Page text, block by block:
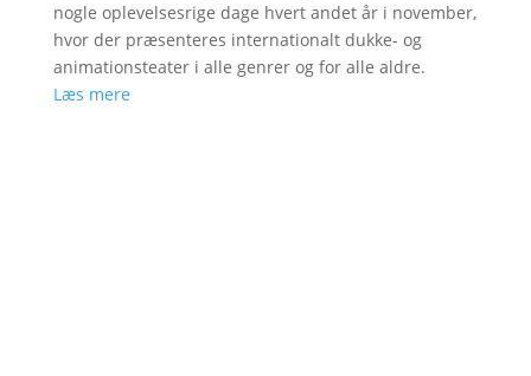
nogle oplevelsesrige dage hvert andet år i november,
hvor der præsenteres internationalt dukke- og
animationsteater i alle genrer og for alle aldre.
Læs mere